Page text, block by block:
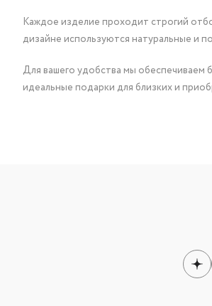
Каждое изделие проходит строгий
дизайне используются натуральные и
Для вашего удобства мы обеспечиваем
идеальные подарки для близких и